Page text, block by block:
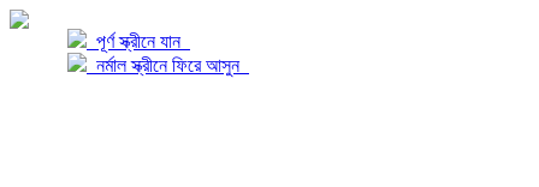
পূর্ণ স্ক্রীনে যান
নর্মাল স্ক্রীনে ফিরে আসুন